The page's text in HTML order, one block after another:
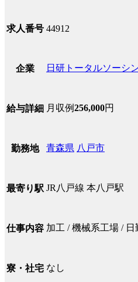
求人番号 44912
企業 日研トータルソーシ
給与詳細 月収例256,000円
勤務地 青森県 八戸市
最寄り駅 JR八戸線 本八戸駅
仕事内容 加工 / 機械系工場 / 日
寮・社宅 なし